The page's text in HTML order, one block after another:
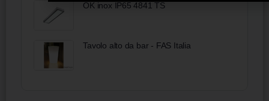
OK inox IP65 4841 TS
Tavolo alto da bar - FAS Italia